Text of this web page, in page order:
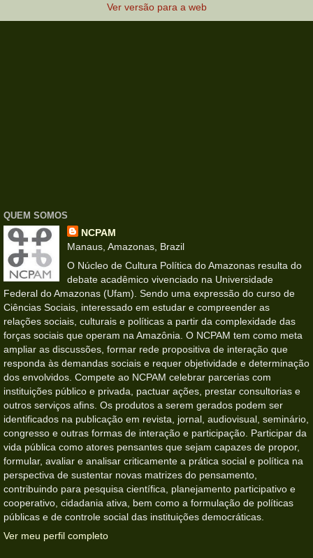
Ver versão para a web
QUEM SOMOS
NCPAM
Manaus, Amazonas, Brazil
O Núcleo de Cultura Política do Amazonas resulta do
debate acadêmico vivenciado na Universidade
Federal do Amazonas (Ufam). Sendo uma expressão do curso de
Ciências Sociais, interessado em estudar e compreender as
relações sociais, culturais e políticas a partir da complexidade das
forças sociais que operam na Amazônia. O NCPAM tem como meta
ampliar as discussões, formar rede propositiva de interação que
responda às demandas sociais e requer objetividade e determinação
dos envolvidos. Compete ao NCPAM celebrar parcerias com
instituições público e privada, pactuar ações, prestar consultorias e
outros serviços afins. Os produtos a serem gerados podem ser
identificados na publicação em revista, jornal, audiovisual, seminário,
congresso e outras formas de interação e participação. Participar da
vida pública como atores pensantes que sejam capazes de propor,
formular, avaliar e analisar criticamente a prática social e política na
perspectiva de sustentar novas matrizes do pensamento,
contribuindo para pesquisa científica, planejamento participativo e
cooperativo, cidadania ativa, bem como a formulação de políticas
públicas e de controle social das instituições democráticas.
Ver meu perfil completo